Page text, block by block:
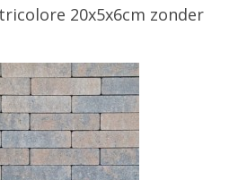
20x5x6cm zonder